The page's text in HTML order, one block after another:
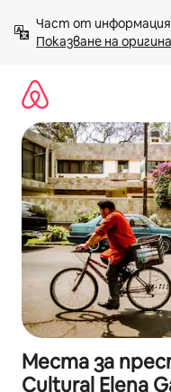
към
съдържанието
Показване на
Места за
Cultural Elena